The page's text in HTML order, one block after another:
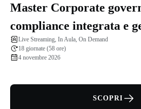
Master Corporate
compliance integrata e
rischi
Live Streaming, In Aula, On Demand
18 giornate (58 ore)
4 novembre 2026
SCOPRI